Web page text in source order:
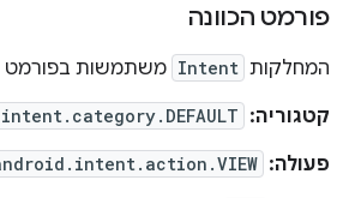
פורמט הכוונה
המחלקות Intent משתמשות בפורמט
קטגוריה:
פעולה: